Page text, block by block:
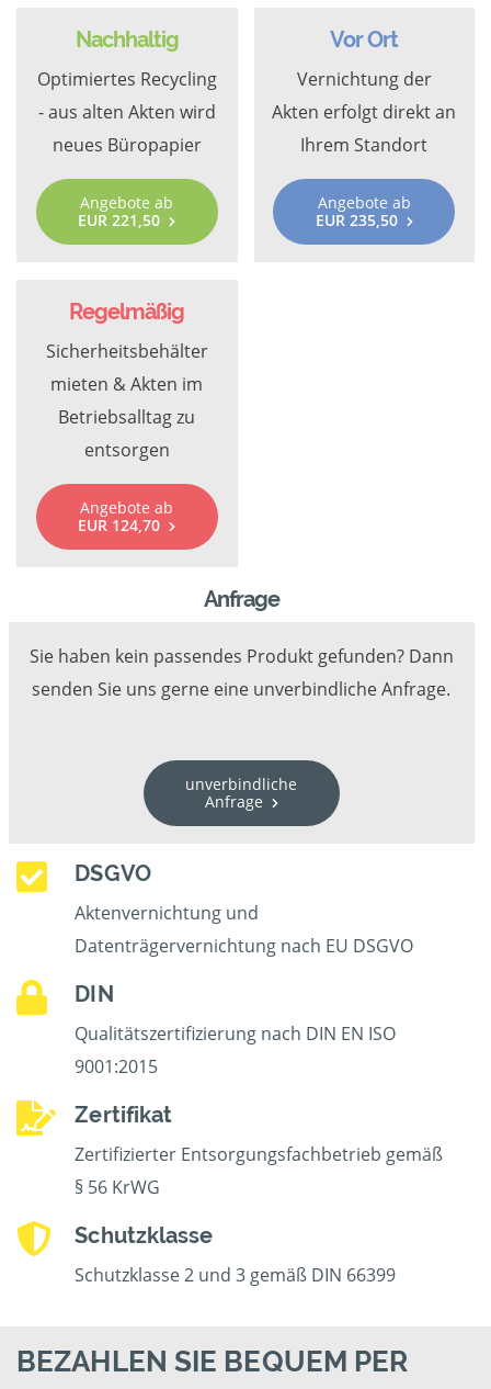
Nachhaltig
Optimiertes Recycling
- aus alten Akten wird
neues Büropapier
Angebote ab
EUR 221,50
Vor Ort
Vernichtung der
Akten erfolgt direkt an
Ihrem Standort
Angebote ab
EUR 235,50
Regelmäßig
Sicherheitsbehälter
mieten & Akten im
Betriebsalltag zu
entsorgen
Angebote ab
EUR 124,70
Anfrage
Sie haben kein passendes Produkt gefunden? Dann
senden Sie uns gerne eine unverbindliche Anfrage.
unverbindliche
Anfrage
DSGVO
Aktenvernichtung und
Datenträgervernichtung nach EU DSGVO
DIN
Qualitätszertifizierung nach DIN EN ISO
9001:2015
Zertifikat
Zertifizierter Entsorgungsfachbetrieb gemäß
§ 56 KrWG
Schutzklasse
Schutzklasse 2 und 3 gemäß DIN 66399
BEZAHLEN SIE BEQUEM PER